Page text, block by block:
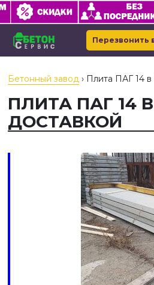
Перезвонить
Бетонный завод › Плита ПАГ 14
ПЛИТА ПАГ 14
ДОСТАВКОЙ